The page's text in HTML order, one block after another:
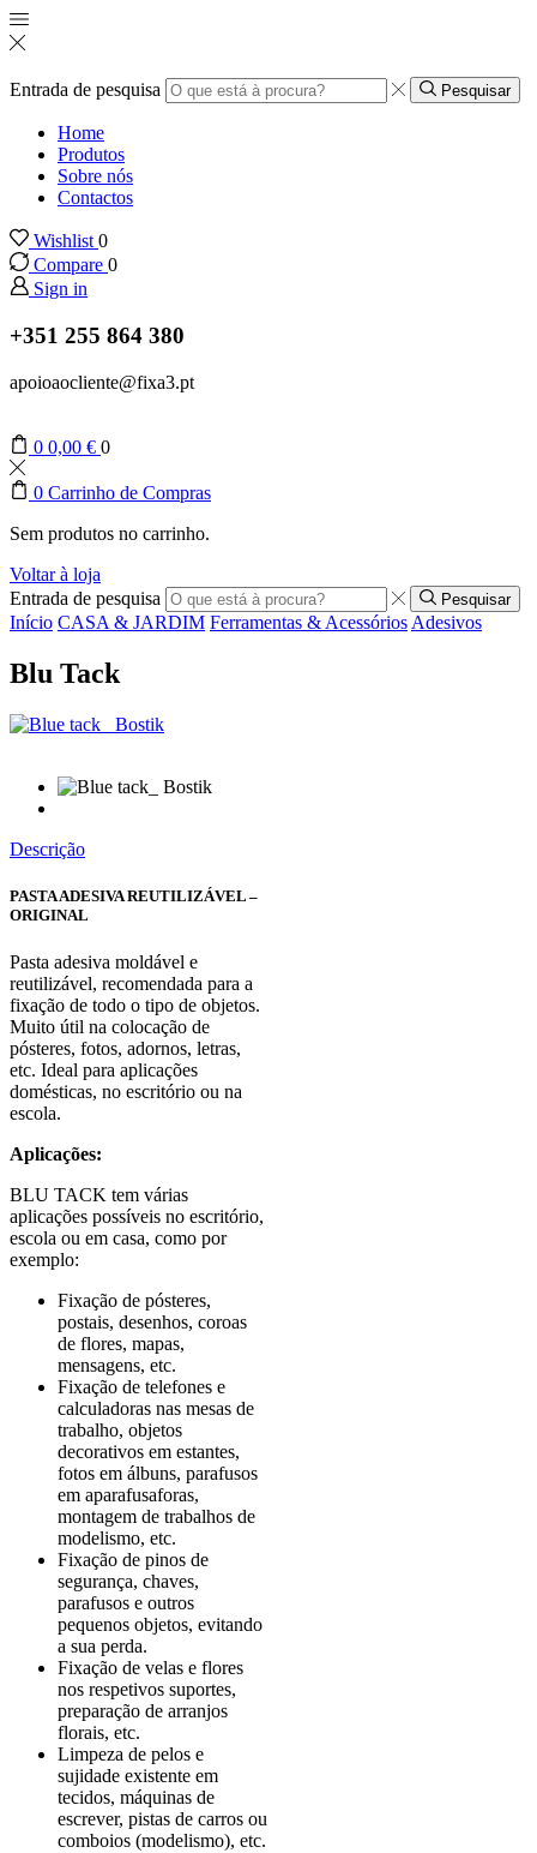
Entrada de pesquisa Pesquisar
Home
Produtos
Sobre nós
Contactos
Wishlist 0
Compare 0
Sign in
+351 255 864 380
apoioaocliente@fixa3.pt
0 0,00 € 0
0 Carrinho de Compras
Sem produtos no carrinho.
Voltar à loja
Entrada de pesquisa
Pesquisar
Início CASA & JARDIM Ferramentas & Acessórios Adesivos
Blu Tack
Descrição
PASTA ADESIVA REUTILIZÁVEL –
ORIGINAL
Pasta adesiva moldável e
reutilizável, recomendada para a
fixação de todo o tipo de objetos.
Muito útil na colocação de
pósteres, fotos, adornos, letras,
etc. Ideal para aplicações
domésticas, no escritório ou na
escola.
Aplicações:
BLU TACK tem várias
aplicações possíveis no escritório,
escola ou em casa, como por
exemplo:
Fixação de pósteres,
postais, desenhos, coroas
de flores, mapas,
mensagens, etc.
Fixação de telefones e
calculadoras nas mesas de
trabalho, objetos
decorativos em estantes,
fotos em álbuns, parafusos
em aparafusaforas,
montagem de trabalhos de
modelismo, etc.
Fixação de pinos de
segurança, chaves,
parafusos e outros
pequenos objetos, evitando
a sua perda.
Fixação de velas e flores
nos respetivos suportes,
preparação de arranjos
florais, etc.
Limpeza de pelos e
sujidade existente em
tecidos, máquinas de
escrever, pistas de carros ou
comboios (modelismo), etc.